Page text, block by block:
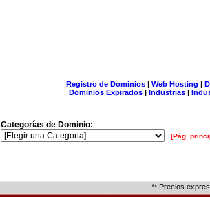
Registro de Dominios| Web Hosting |
Dominios Expirados | Industrias |
Categorías de Dominio:
[Pág.
** Precios